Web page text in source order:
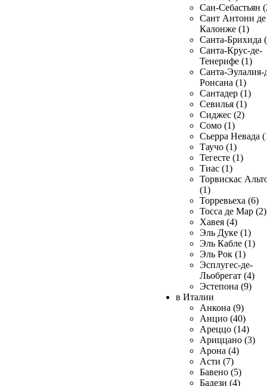
Сан-Себастьян
Сант Антони де
Калонже (1)
Санта-Брихида
Санта-Крус-де-
Тенерифе (1)
Санта-Эулалия-
Ронсана (1)
Сантадер (1)
Севилья (1)
Сиджес (2)
Сомо (1)
Сьерра Невада
Таучо (1)
Тегесте (1)
Тиас (1)
Торвискас
(1)
Торревьеха (6)
Тосса де Мар (2)
Хавея (4)
Эль Дуке (1)
Эль Кабле (1)
Эль Рок (1)
Эсплугес-де-
Льобрегат (4)
Эстепона (9)
в Италии
Анкона (9)
Анцио (40)
Ареццо (14)
Ариццано (3)
Арона (4)
Асти (7)
Бавено (5)
Бадези (4)